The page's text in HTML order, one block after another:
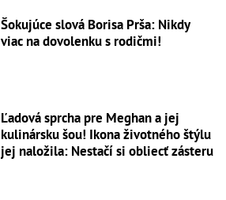
Šokujúce slová Borisa Prša: Nikdy
viac na dovolenku s rodičmi!
Ľadová sprcha pre Meghan a jej
kulinársku šou! Ikona životného štýlu
jej naložila: Nestačí si obliecť zásteru